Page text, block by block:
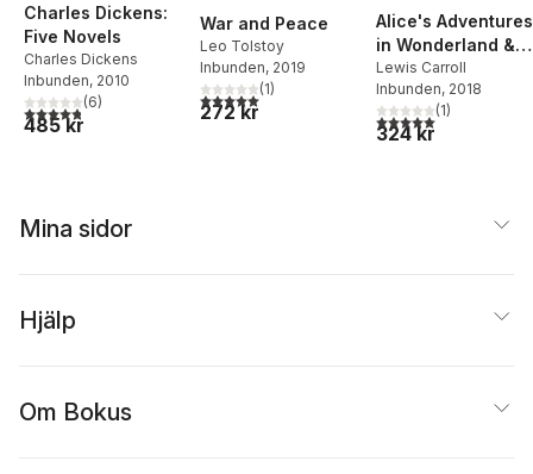
Charles Dickens:
Five Novels
Charles Dickens
Inbunden, 2010
4,8utav 5 stjärnor. Totalt antal röster:
(6)
485 kr
War and Peace
Leo Tolstoy
Inbunden, 2019
5,0utav 5 stjärnor. Totalt antal röster:
(1)
272 kr
Alice's Adventures
in Wonderland &
Other Stories
Lewis Carroll
Inbunden, 2018
5,0utav 5 stjärnor.
(1)
324 kr
Mina sidor
Hjälp
Om Bokus